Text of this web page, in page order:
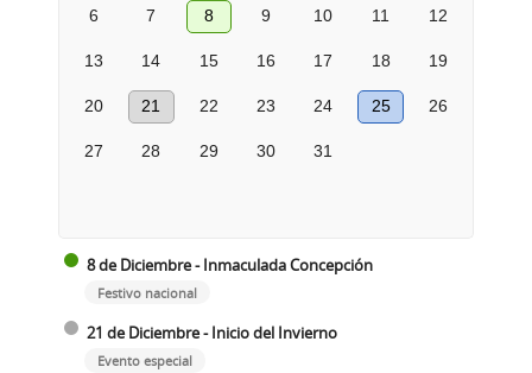
6 7 8 9 10 11 12
13 14 15 16 17 18 19
20 21 22 23 24 25 26
27 28 29 30 31
8 de Diciembre - Inmaculada Concepción
Festivo nacional
21 de Diciembre - Inicio del Invierno
Evento especial